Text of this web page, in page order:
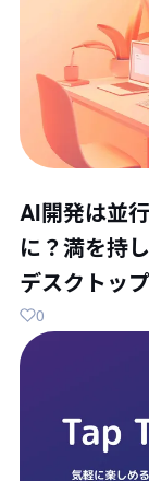
AI開発は並
に？満を持
デスクトッ
0